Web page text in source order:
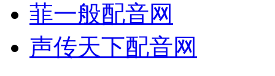
菲一般配音网
声传天下配音网